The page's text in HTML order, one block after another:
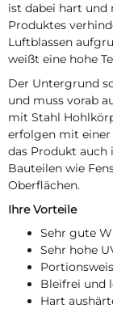
ist dabei hart und
Produktes
Luftblassen
weißt eine hohe
Der Untergrund
und muss vorab
mit Stahl
erfolgen mit einer
das Produkt auch
Bauteilen wie
Oberflächen.
Ihre Vorteile
Sehr gute
Sehr hohe
Bleifrei und
Hart